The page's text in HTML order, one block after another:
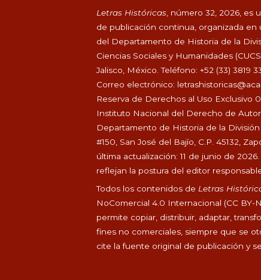
Letras Históricas , número 32, 2026,
de publicación continua, organizada en
del Departamento de Historia de la
Ciencias Sociales y Humanidades
Jalisco, México. Teléfono: +52 (33) 3819
Correo electrónico:
Reserva de Derechos al Uso Exclusivo
Instituto Nacional del Derecho de
Departamento de Historia de la
#150, San José del Bajío, C.P. 45132,
última actualización: 11 de junio de
reflejan la postura del editor
Todos los contenidos de Letras
NoComercial 4.0 Internacional (CC
permite copiar, distribuir, adaptar,
fines no comerciales, siempre que se
cite la fuente original de publicación y